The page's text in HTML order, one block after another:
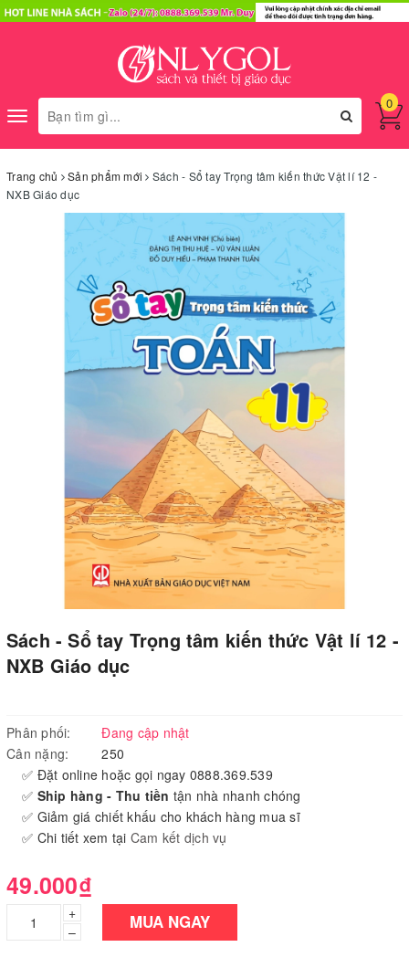
Toggle
navigation
0
Trang chủ Sản phẩm mới
Sách - Sổ tay Trọng tâm kiến thức Vật lí 12 -
NXB Giáo dục
Sách - Sổ tay Trọng tâm kiến thức Vật lí 12 -
NXB Giáo dục
Phân phối:
Đang cập nhật
Cân nặng:
250
✅ Đặt online hoặc gọi ngay 0888.369.539
✅ Ship hàng - Thu tiền tận nhà nhanh chóng
✅ Giảm giá chiết khấu cho khách hàng mua sĩ
✅ Chi tiết xem tại Cam kết dịch vụ
49.000₫
+
–
MUA NGAY